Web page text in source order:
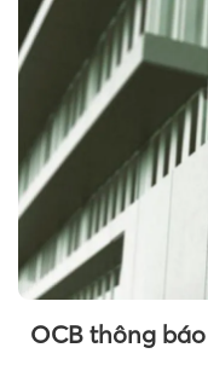
OCB thông